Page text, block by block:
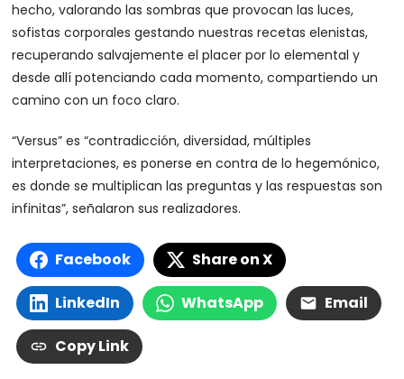
hecho, valorando las sombras que provocan las luces,
sofistas corporales gestando nuestras recetas elenistas,
recuperando salvajemente el placer por lo elemental y
desde allí potenciando cada momento, compartiendo un
camino con un foco claro.
“Versus” es “contradicción, diversidad, múltiples
interpretaciones, es ponerse en contra de lo hegemónico,
es donde se multiplican las preguntas y las respuestas son
infinitas”, señalaron sus realizadores.
Facebook Share on X
LinkedIn WhatsApp Email
Copy Link